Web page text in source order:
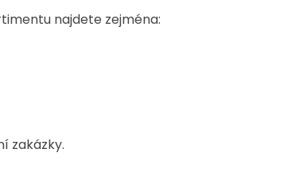
najdete zejména:
zakázky.